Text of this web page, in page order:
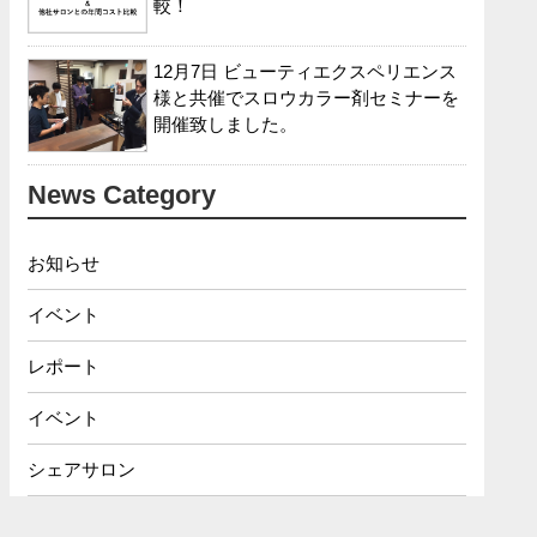
較！
12月7日 ビューティエクスペリエンス
様と共催でスロウカラー剤セミナーを
開催致しました。
News Category
お知らせ
イベント
レポート
イベント
シェアサロン